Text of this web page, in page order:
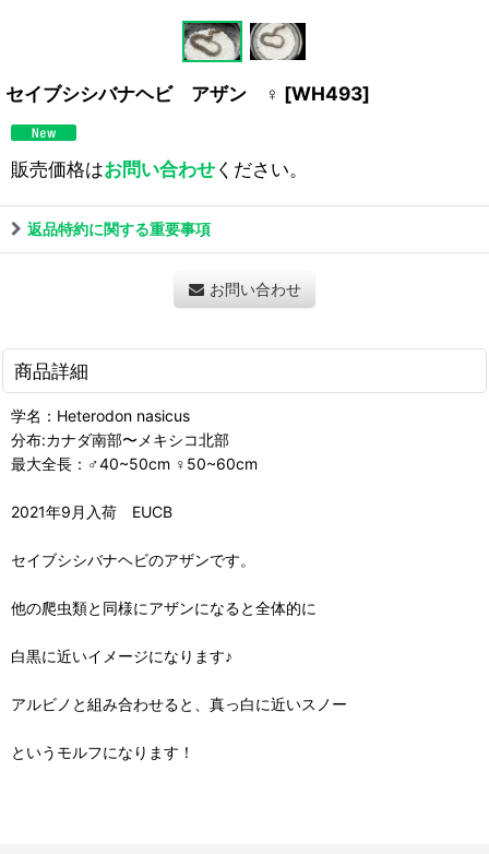
セイブシシバナヘビ アザン ♀ [WH493]
販売価格はお問い合わせください。
返品特約に関する重要事項
お問い合わせ
商品詳細
学名：Heterodon nasicus
分布:カナダ南部〜メキシコ北部
最大全長：♂40~50cm ♀50~60cm
2021年9月入荷 EUCB
セイブシシバナヘビのアザンです。
他の爬虫類と同様にアザンになると全体的に
白黒に近いイメージになります♪
アルビノと組み合わせると、真っ白に近いスノー
というモルフになります！